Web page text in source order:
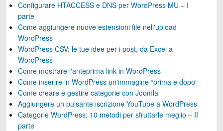
Configurare HTACCESS e DNS per WordPress MU – I
parte
Come aggiungere nuove estensioni file nell'upload
WordPress
WordPress CSV: le tue idee per i post, da Excel a
WordPress
Come mostrare l'anteprima link in WordPress
Come inserire in WordPress un'immagine “prima e dopo”
Come creare e gestire categorie con Joomla
Aggiungere un pulsante iscrizione YouTube a WordPress
Categorie WordPress: 10 metodi per sfruttarle meglio – II
parte